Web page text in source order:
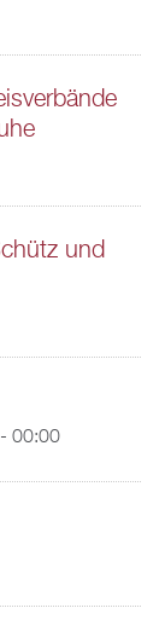
und
00:00